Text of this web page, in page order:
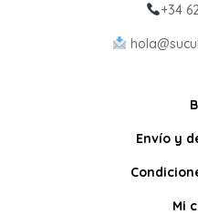
+34
Envío y
Mi